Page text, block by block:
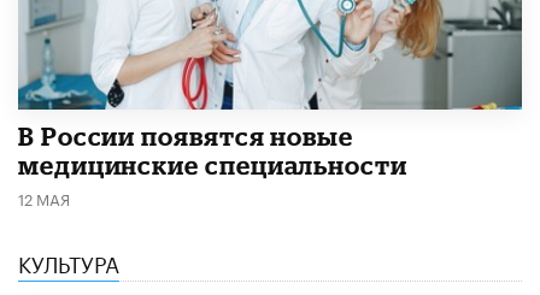
В России появятся новые
медицинские специальности
12 МАЯ
КУЛЬТУРА